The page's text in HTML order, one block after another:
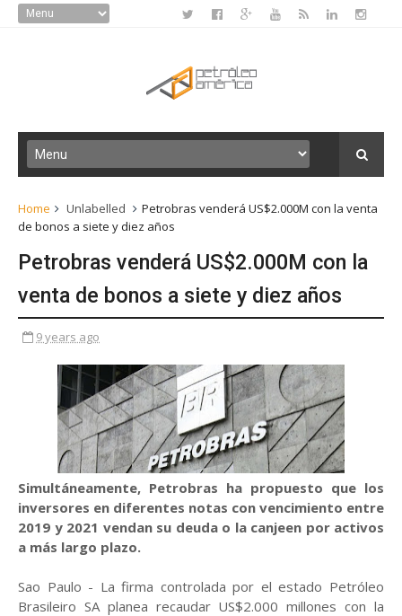
Home Unlabelled
Petrobras venderá US$2.000M con la venta
de bonos a siete y diez años
Petrobras venderá US$2.000M con la
venta de bonos a siete y diez años
9 years ago
Simultáneamente, Petrobras ha propuesto que los
inversores en diferentes notas con vencimiento entre
2019 y 2021 vendan su deuda o la canjeen por activos
a más largo plazo.
Sao Paulo - La firma controlada por el estado Petróleo
Brasileiro SA planea recaudar US$2.000 millones con la